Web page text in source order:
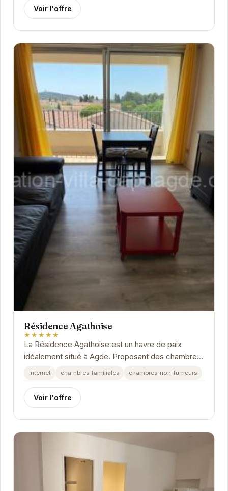
Voir l'offre
Résidence Agathoise
★★★★★
La Résidence Agathoise est un havre de paix
idéalement situé à Agde. Proposant des chambres
confortables et modernes, l'établissement offre
un...
internet chambres-familiales chambres-non-fumeurs
Voir l'offre